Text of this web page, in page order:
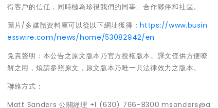
得客戶的信任，同時極為珍視我們的同事、合作夥伴和社區。
圖片/多媒體資料庫可以從以下網址獲得：https://www.busin
esswire.com/news/home/53082942/en
免責聲明：本公告之原文版本乃官方授權版本。譯文僅供方便瞭
解之用，煩請參照原文，原文版本乃唯一具法律效力之版本。
聯絡方式：
Matt Sanders 公關經理 +1 (630) 766-8300 msanders@a